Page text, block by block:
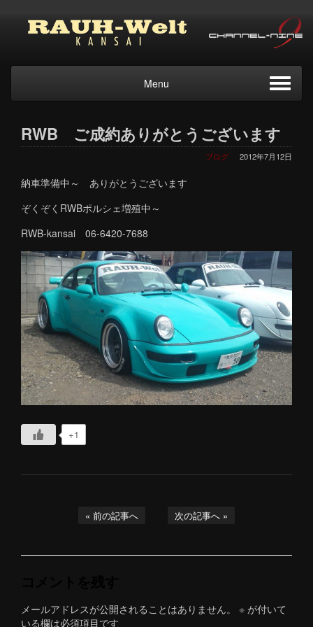
Menu
RWB ご成約ありがとうございます
2012年7月12日
ブログ
納車準備中～ ありがとうございます
ぞくぞくRWBポルシェ増殖中～
RWB-kansai 06-6420-7688
+1
« 前の記事へ 次の記事へ »
メールアドレスが公開されることはありません。 ※が付いて
いる欄は必須項目です